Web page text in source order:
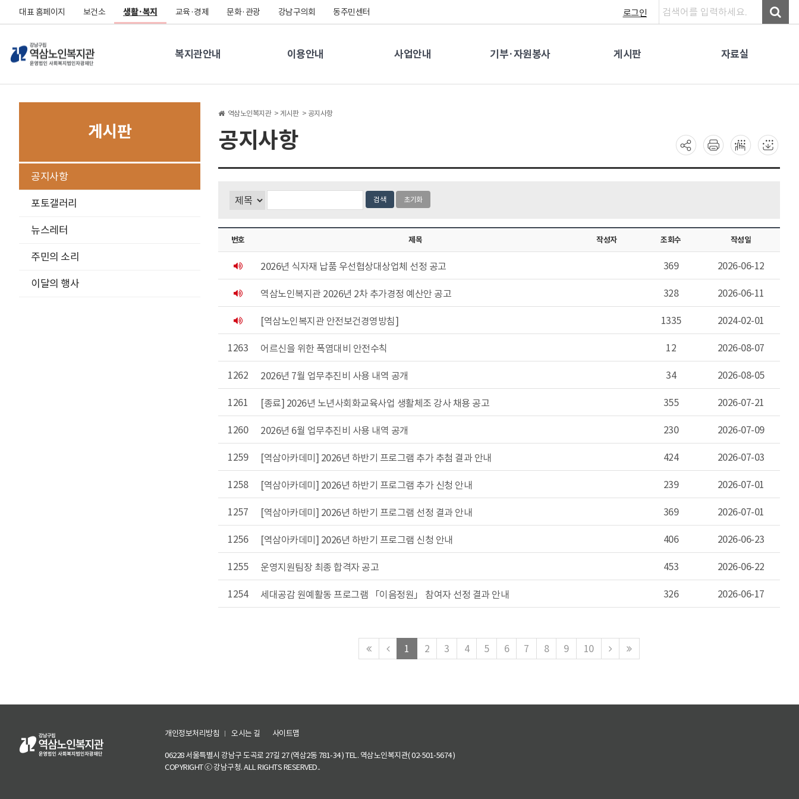
대표 홈페이지 보건소 생활·복지 교육·경제 문화·관광 강남구의회 동주민센터
복지관안내 이용안내 사업안내 기부·자원봉사 게시판 자료실
로그인
게시판
공지사항
포토갤러리
뉴스레터
주민의 소리
이달의 행사
역삼노인복지관 > 게시판 > 공지사항
공지사항
선
검색 초기화
번호 제목 작성자 조회수 작성일
공
2026년 식자재 납품 우선협상대상업체 선정 공고 369 2026-06-12
공
역삼노인복지관 2026년 2차 추가경정 예산안 공고 328 2026-06-11
공
[역삼노인복지관 안전보건경영방침] 1335 2024-02-01
1263 어르신을 위한 폭염대비 안전수칙 12 2026-08-07
1262 2026년 7월 업무추진비 사용 내역 공개 34 2026-08-05
1261 [종료] 2026년 노년사회화교육사업 생활체조 강사 채용 공고 355 2026-07-21
1260 2026년 6월 업무추진비 사용 내역 공개 230 2026-07-09
1259 [역삼아카데미] 2026년 하반기 프로그램 추가 추첨 결과 안내 424 2026-07-03
1258 [역삼아카데미] 2026년 하반기 프로그램 추가 신청 안내 239 2026-07-01
1257 [역삼아카데미] 2026년 하반기 프로그램 선정 결과 안내 369 2026-07-01
1256 [역삼아카데미] 2026년 하반기 프로그램 신청 안내 406 2026-06-23
1255 운영지원팀장 최종 합격자 공고 453 2026-06-22
1254 세대공감 원예활동 프로그램 「이음정원」 참여자 선정 결과 안내 326 2026-06-17
맨
처
이
전
1 2 3 4 5 6 7 8 9 10
다
음
맨
마
개인정보처리방침 오시는 길 사이트맵
06228 서울특별시 강남구 도곡로 27길 27 (역삼2동 781-34 ) TEL. 역삼노인복지관( 02-501-5674 )
COPYRIGHT ⓒ 강남구청. ALL RIGHTS RESERVED..